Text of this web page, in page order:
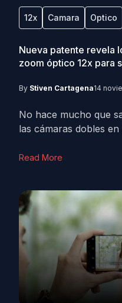
12x Camara Optico
Nueva patente revela
zoom óptico 12x para
By Stiven Cartagena14
No hace mucho que
las cámaras dobles
Read More